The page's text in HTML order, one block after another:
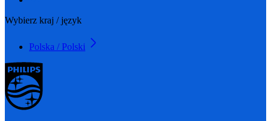
Wybierz kraj / język
Polska / Polski